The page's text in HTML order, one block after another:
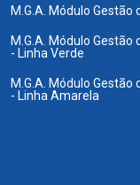
M.G.A. Módulo Gestão
M.G.A. Módulo Gestão
- Linha Verde
M.G.A. Módulo Gestão
- Linha Amarela